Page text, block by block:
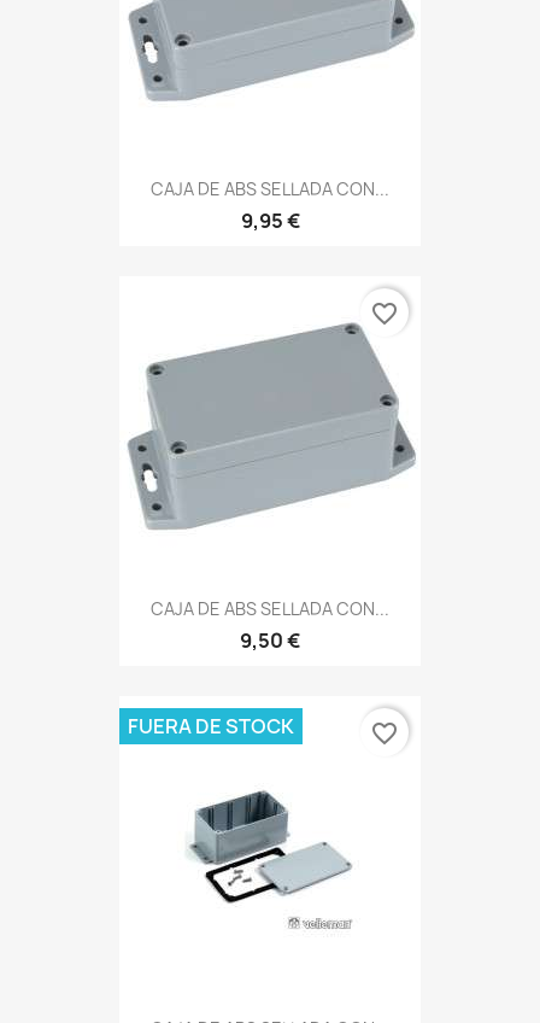
CAJA DE ABS SELLADA CON...
9,95 €
CAJA DE ABS SELLADA CON...
9,50 €
favorite_border
FUERA DE STOCK favorite_border